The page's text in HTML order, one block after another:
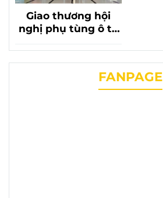
Giao thương hội
nghị phụ tùng ô tô
mặt của phụ tùng
chevrolet liên
FANPAGE